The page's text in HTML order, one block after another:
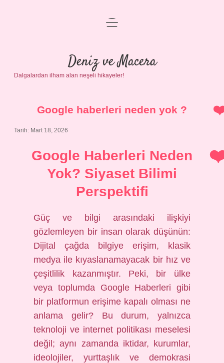
Anasayfa
Gizlilik Politikası
Yasal Uyarı
menüyü
Deniz ve Macera
Dalgalardan ilham alan neşeli hikayeler!
Google haberleri neden yok ?
Tarih: Mart 18, 2026
Google Haberleri Neden
Yok? Siyaset Bilimi
Perspektifi
Güç ve bilgi arasındaki ilişkiyi
gözlemleyen bir insan olarak düşünün:
Dijital çağda bilgiye erişim, klasik
medya ile kıyaslanamayacak bir hız ve
çeşitlilik kazanmıştır. Peki, bir ülke
veya toplumda Google Haberleri gibi
bir platformun erişime kapalı olması ne
anlama gelir? Bu durum, yalnızca
teknoloji ve internet politikası meselesi
değil; aynı zamanda iktidar, kurumlar,
ideolojiler, yurttaşlık ve demokrasi